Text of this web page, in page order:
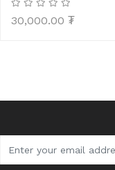
30,000.00 ₮